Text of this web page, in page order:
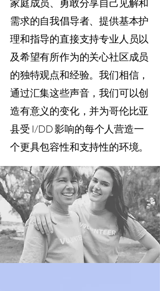
家庭成员、勇敢分享自己见解和
需求的自我倡导者、提供基本护
理和指导的直接支持专业人员以
及希望有所作为的关心社区成员
的独特观点和经验。我们相信，
通过汇集这些声音，我们可以创
造有意义的变化，并为哥伦比亚
县受 I/DD 影响的每个人营造一
个更具包容性和支持性的环境。